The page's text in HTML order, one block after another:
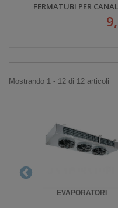
FERMATUBI PER
Mostrando 1 - 12 di 12 articoli
EVAPORATORI